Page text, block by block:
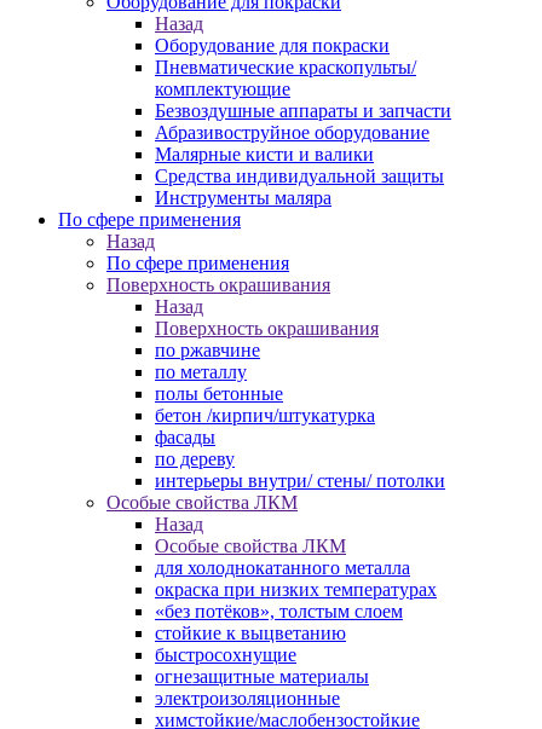
Назад
Оборудование для покраски
Пневматические краскопульты/
комплектующие
Безвоздушные аппараты и запчасти
Абразивоструйное оборудование
Малярные кисти и валики
Средства индивидуальной защиты
Инструменты маляра
По сфере применения
Назад
По сфере применения
Поверхность окрашивания
Назад
Поверхность окрашивания
по ржавчине
по металлу
полы бетонные
бетон /кирпич/штукатурка
фасады
по дереву
интерьеры внутри/ стены/ потолки
Особые свойства ЛКМ
Назад
Особые свойства ЛКМ
для холоднокатанного металла
окраска при низких температурах
«без потёков», толстым слоем
стойкие к выцветанию
быстросохнущие
огнезащитные материалы
электроизоляционные
химстойкие/маслобензостойкие